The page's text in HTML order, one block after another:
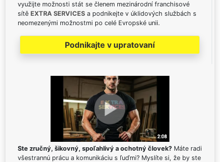
využijte možnosti stát se členem mezinárodní franchisové
sítě EXTRA SERVICES a podnikejte v úklidových službách s
neomezenými možnostmi po celé Evropské unii.
Podnikajte v upratovaní
Ste zručný, šikovný, spoľahlivý a ochotný človek? Máte radi
všestrannú prácu a komunikáciu s ľuďmi? Myslíte si, že by ste